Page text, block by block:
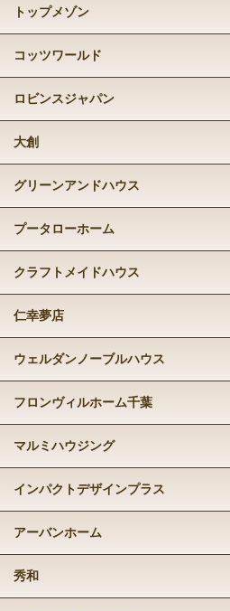
トップメゾン
コッツワールド
ロビンスジャパン
大創
グリーンアンドハウス
プータローホーム
クラフトメイドハウス
仁幸夢店
ウェルダンノーブルハウス
フロンヴィルホーム千葉
マルミハウジング
インパクトデザインプラス
アーバンホーム
秀和